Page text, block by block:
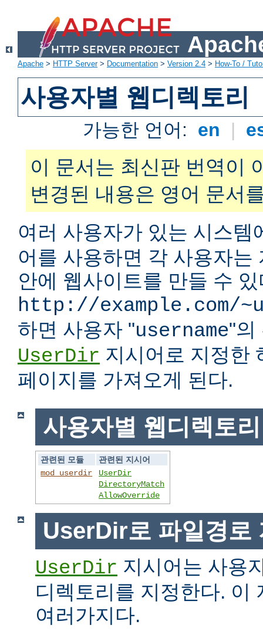
Apache > HTTP Server> Documentation > Version 2.4 > How-To /
사용자별 웹디렉토리
가능한 언어: en |
이 문서는 최신판 번역이
변경된 내용은 영어 문서
여러 사용자가 있는 시스템
어를 사용하면 각 사용자는
안에 웹사이트를 만들 수
http://example.com/
하면 사용자 "username"의
UserDir 지시어로 지정한
페이지를 가져오게 된다.
사용자별 웹디렉토리
관련된 모듈
관련된 지시어
mod_userdir
UserDir
DirectoryMatch
AllowOverride
UserDir로 파일경로
UserDir 지시어는 사용
디렉토리를 지정한다. 이
여러가지다.